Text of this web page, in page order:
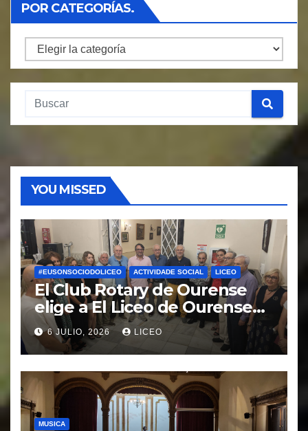
POR CATEGORÍAS.
Por
Categorías.
YOU MISSED
#EUSONSOCIODOLICEO ACTIVIDADE SOCIAL LICEO
El Club Rotary de Ourense
elige a El Liceo de Ourense
para la puesta en marcha del
proyecto “Ciudad Cardio
Protegida”.
6 JULIO, 2026 LICEO
MUSICA